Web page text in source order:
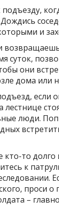
и
суток,
они
дома или
если
лестнице
люди.
кто-то
к
проси
–